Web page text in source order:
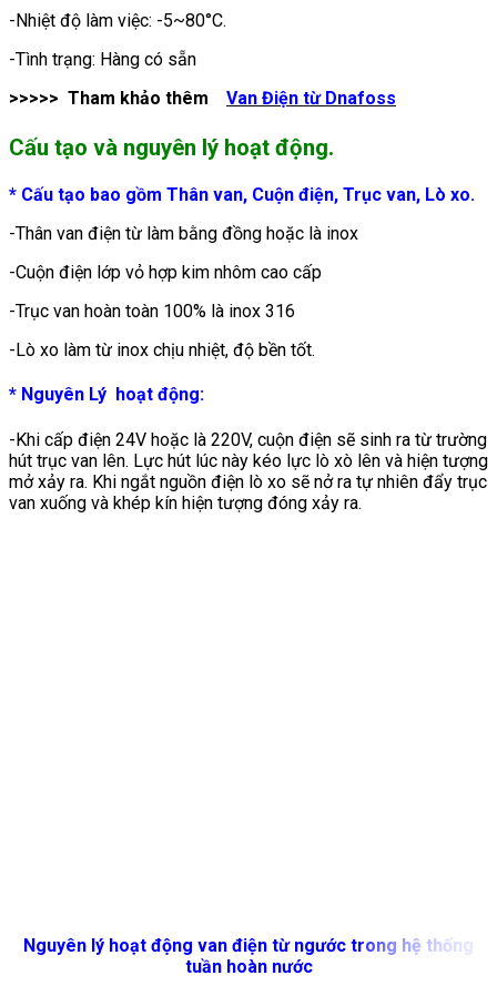
-Nhiệt độ làm việc: -5~80°C.
-Tình trạng: Hàng có sẵn
>>>>> Tham khảo thêm Van Điện từ Dnafoss
Cấu tạo và nguyên lý hoạt động.
* Cấu tạo bao gồm Thân van, Cuộn điện, Trục van, Lò xo.
-Thân van điện từ làm bằng đồng hoặc là inox
-Cuộn điện lớp vỏ hợp kim nhôm cao cấp
-Trục van hoàn toàn 100% là inox 316
-Lò xo làm từ inox chịu nhiệt, độ bền tốt.
* Nguyên Lý hoạt động:
-Khi cấp điện 24V hoặc là 220V, cuộn điện sẽ sinh ra từ trường
hút trục van lên. Lực hút lúc này kéo lực lò xò lên và hiện tượng
mở xảy ra. Khi ngắt nguồn điện lò xo sẽ nở ra tự nhiên đẩy trục
van xuống và khép kín hiện tượng đóng xảy ra.
Nguyên lý hoạt động van điện từ ngước trong hệ thống
tuần hoàn nước